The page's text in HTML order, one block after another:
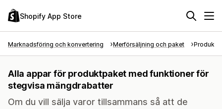
Shopify App Store
Marknadsföring och konvertering Merförsäljning och paket
Alla appar för produktpaket med funktioner för
stegvisa mängdrabatter
Om du vill sälja varor tillsammans så att de